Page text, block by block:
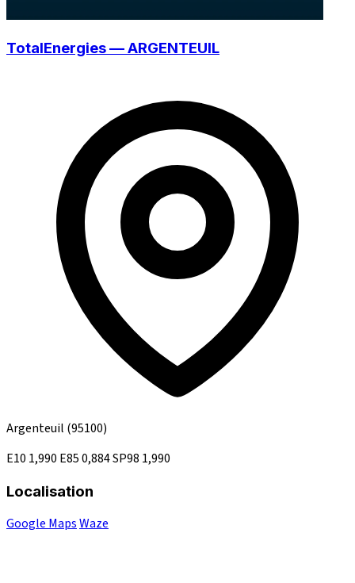
TotalEnergies — ARGENTEUIL
Argenteuil (95100)
E10 1,990 E850,884SP98 1,990
Localisation
Google MapsWaze